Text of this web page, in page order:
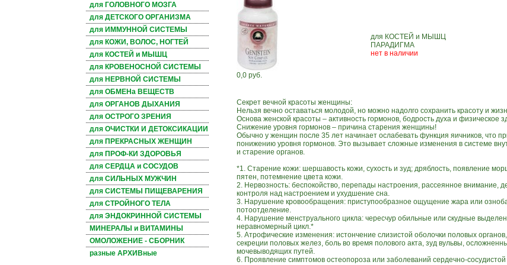
для ГОЛОВНОГО МОЗГА
для ДЕТСКОГО ОРГАНИЗМА
для ИММУННОЙ СИСТЕМЫ
для КОЖИ, ВОЛОС, НОГТЕЙ
для КОСТЕЙ и МЫШЦ
для КРОВЕНОСНОЙ СИСТЕМЫ
для НЕРВНОЙ СИСТЕМЫ
для ОБМЕНа ВЕЩЕСТВ
для ОРГАНОВ ДЫХАНИЯ
для ОСТРОГО ЗРЕНИЯ
для ОЧИСТКИ И ДЕТОКСИКАЦИИ
для ПРЕКРАСНЫХ ЖЕНЩИН
для ПРОФ-КИ ЗДОРОВЬЯ
для СЕРДЦА и СОСУДОВ
для СИЛЬНЫХ МУЖЧИН
для СИСТЕМЫ ПИЩЕВАРЕНИЯ
для СТРОЙНОГО ТЕЛА
для ЭНДОКРИННОЙ СИСТЕМЫ
МИНЕРАЛЫ и ВИТАМИНЫ
ОМОЛОЖЕНИЕ - СБОРНИК
разные АРХИВные
0,0 руб.
для КОСТЕЙ и МЫШЦ
ПАРАДИГМА
нет в наличии
Секрет вечной красоты женщины:
Нельзя вечно оставаться молодой, но можно надолго сохранить красоту и
Основа женской красоты – активность гормонов, бодрость духа и физическое
Снижение уровня гормонов – причина старения женщины!
Обычно у женщин после 35 лет начинает ослабевать функция яичников, что
понижению уровня гормонов. Это вызывает сложные изменения в системе
и старение органов.
*1. Старение кожи: шершавость кожи, сухость и зуд; дряблость, появление
пятен, потемнение цвета кожи.
2. Нервозность: беспокойство, перепады настроения, рассеянное внимание,
контроля над настроением и ухудшение сна.
3. Нарушение кровообращения: приступообразное ощущение жара или
потоотделение.
4. Нарушение менструального цикла: чересчур обильные или скудные
неравномерный цикл.*
5. Атрофические изменения: истончение слизистой оболочки половых
секреции половых желез, боль во время полового акта, зуд вульвы,
мочевыводящих путей.
6. Проявление симптомов остеопороза или заболеваний сердечно-